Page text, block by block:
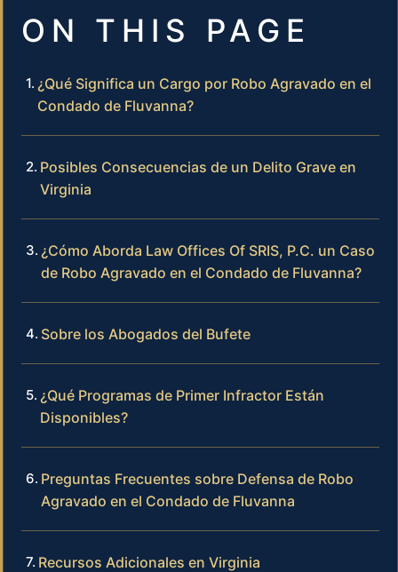
ON THIS PAGE
¿Qué Significa un Cargo por Robo Agravado en el
Condado de Fluvanna?
Posibles Consecuencias de un Delito Grave en
Virginia
¿Cómo Aborda Law Offices Of SRIS, P.C. un Caso
de Robo Agravado en el Condado de Fluvanna?
Sobre los Abogados del Bufete
¿Qué Programas de Primer Infractor Están
Disponibles?
Preguntas Frecuentes sobre Defensa de Robo
Agravado en el Condado de Fluvanna
Recursos Adicionales en Virginia